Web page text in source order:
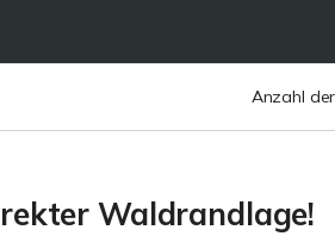
Anzahl
Waldrandlage!